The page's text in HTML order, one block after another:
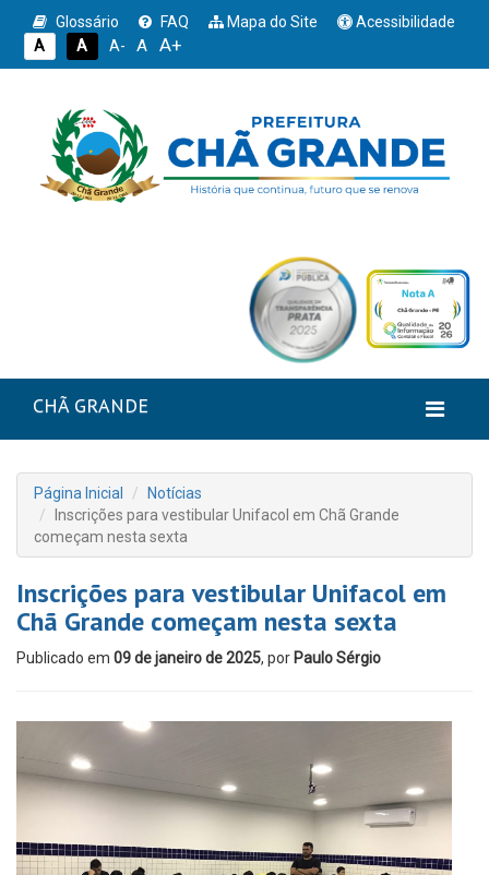
Glossário FAQ Mapa do Site
Acessibilidade
A
A A- A A+
CHÃ GRANDE
Página Inicial
Notícias
Inscrições para vestibular Unifacol em Chã Grande
começam nesta sexta
Inscrições para vestibular Unifacol em
Chã Grande começam nesta sexta
Publicado em 09 de janeiro de 2025, por Paulo Sérgio